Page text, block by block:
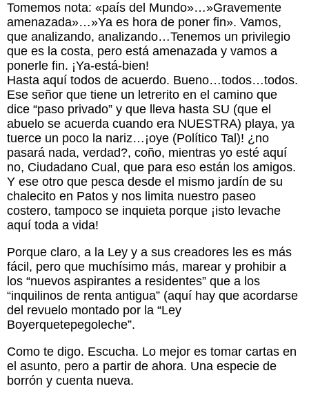
Tomemos nota: «país del Mundo»…»Gravemente
amenazada»…»Ya es hora de poner fin». Vamos,
que analizando, analizando…Tenemos un privilegio
que es la costa, pero está amenazada y vamos a
ponerle fin. ¡Ya-está-bien!
Hasta aquí todos de acuerdo. Bueno…todos…todos.
Ese señor que tiene un letrerito en el camino que
dice “paso privado” y que lleva hasta SU (que el
abuelo se acuerda cuando era NUESTRA) playa, ya
tuerce un poco la nariz…¡oye (Político Tal)! ¿no
pasará nada, verdad?, coño, mientras yo esté aquí
no, Ciudadano Cual, que para eso están los amigos.
Y ese otro que pesca desde el mismo jardín de su
chalecito en Patos y nos limita nuestro paseo
costero, tampoco se inquieta porque ¡isto levache
aquí toda a vida!
Porque claro, a la Ley y a sus creadores les es más
fácil, pero que muchísimo más, marear y prohibir a
los “nuevos aspirantes a residentes” que a los
“inquilinos de renta antigua” (aquí hay que acordarse
del revuelo montado por la “Ley
Boyerquetepegoleche”.
Como te digo. Escucha. Lo mejor es tomar cartas en
el asunto, pero a partir de ahora. Una especie de
borrón y cuenta nueva.